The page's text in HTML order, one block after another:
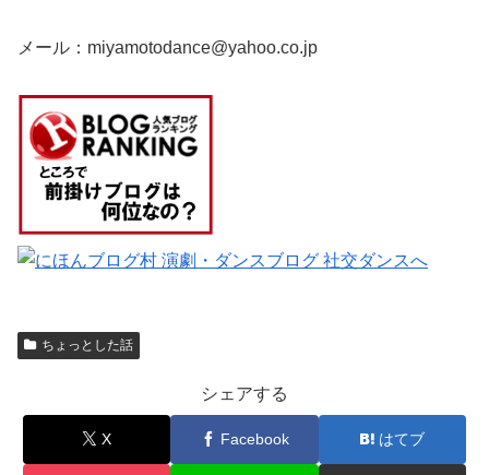
メール：miyamotodance@yahoo.co.jp
ちょっとした話
シェアする
X Facebook はてブ